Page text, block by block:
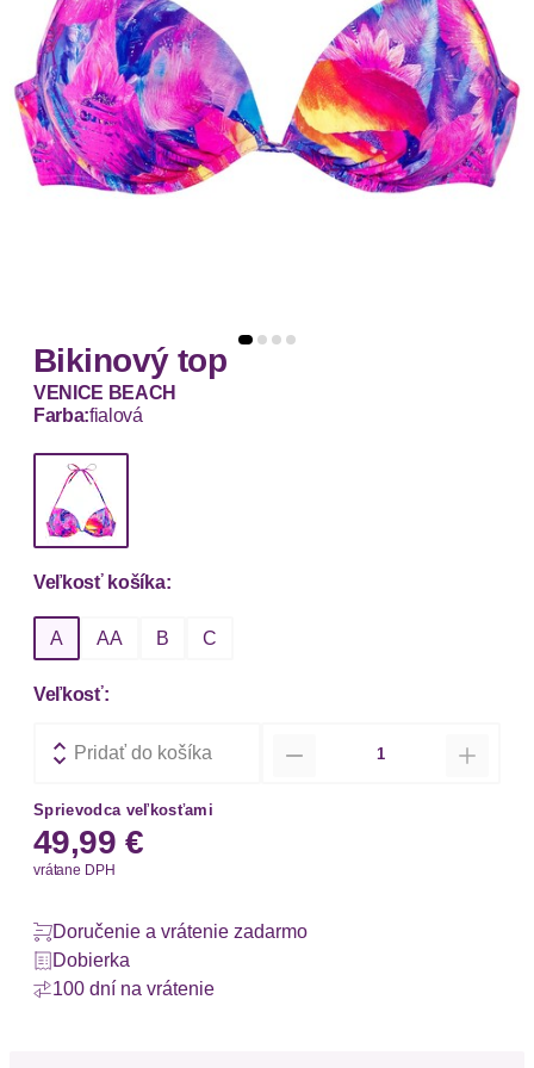
Bikinový top
VENICE BEACH
Farba:fialová
Veľkosť košíka:
A AA B C
Veľkosť:
Pridať do košíka
Sprievodca veľkosťami
49,99 €
vrátane DPH
Doručenie a vrátenie zadarmo
Dobierka
100 dní na vrátenie